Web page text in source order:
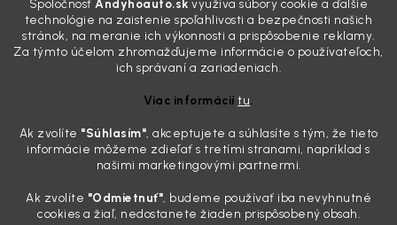
Spoločnosť Andyhoauto.sk využíva súbory cookie a ďalšie
technológie na zaistenie spoľahlivosti a bezpečnosti našich
stránok, na meranie ich výkonnosti a prispôsobenie reklamy.
Za týmto účelom zhromažďujeme informácie o používateľoch,
ich správaní a zariadeniach.
Viac informáciítu.
Ak zvolíte "Súhlasím", akceptujete a súhlasíte s tým, že tieto
informácie môžeme zdieľať s tretími stranami, napríklad s
našimi marketingovými partnermi.
Ak zvolíte "Odmietnuť", budeme používať iba nevyhnutné
cookies a žiaľ, nedostanete žiaden prispôsobený obsah.
skutočnosti je? Často za to môžu práve „slepé“ svetlomety. Ten
mliečny, drsný povrch nie je len estetická vada. Keď slnko a soľ urobia
svoje, plexisklo začne svetlo rozptyľovať namiesto to...
Zabudnite na handru. Ak chcete mať auto naozaj čisté,
Poznáte ten moment. Vonku svieti slnko, vy sedíte v čerstvo
„upratanom“ aute, no pri pohľade na palubnú dosku vás ide poraziť. V
mriežkach ventilácie, okolo tlačidiel a v švíkoch sedačiek na vás stále
drzo pozerá prach. Handra ani vysávač tam jednodu...
Detailing nemusí stáť výplatu: 5 kúskov autokozmetiky,